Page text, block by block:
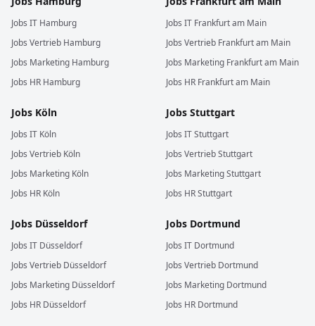
Jobs IT Hamburg
Jobs Vertrieb Hamburg
Jobs Marketing Hamburg
Jobs HR Hamburg
Jobs IT Frankfurt am Main
Jobs Vertrieb Frankfurt am Main
Jobs Marketing Frankfurt am Main
Jobs HR Frankfurt am Main
Jobs Köln
Jobs IT Köln
Jobs Vertrieb Köln
Jobs Marketing Köln
Jobs HR Köln
Jobs Stuttgart
Jobs ITStuttgart
Jobs VertriebStuttgart
Jobs MarketingStuttgart
Jobs HRStuttgart
Jobs Düsseldorf
Jobs IT Düsseldorf
Jobs Vertrieb Düsseldorf
Jobs Marketing Düsseldorf
Jobs HR Düsseldorf
Jobs Dortmund
Jobs IT Dortmund
Jobs Vertrieb Dortmund
Jobs Marketing Dortmund
Jobs HR Dortmund